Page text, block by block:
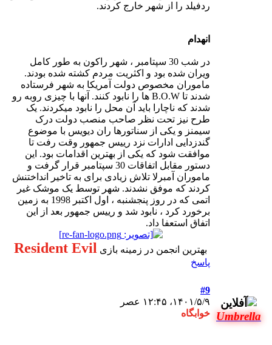
ردفیلد را از شهر خارج کردند.
انهدام
در شب 30 سپتامبر ، شهر راکون به طور کامل
ویران شده بود و اکثریت مردم کشته شده بودند.
ماموران مخصوص دولت آمریکا به شهر فرستاده
شدند تا B.O.W ها را نابود کنند. آنها با چیزی روبه رو
شدند که ناچارا باید آن محل را نابود میکردند. یک
طرح نیز تحت نظر صاحب منصب دولت درک
سیمنز و یکی از سناتورها ران دیویس با موضوع
گندزدایی ادارات نزد رییس جمهور وقت رفت تا
موافقت شود که یکی از بهترین اقدامات بود. این
دستور مقابل اتفاقات 30 سپتامبر قرار گرفت و
ماموران آمبرلا تلاش زیادی برای به تاخیر انداختنش
کردند که موفق نشدند. شهر توسط یک موشک غیر
اتمی که در روز پنجشنبه ، اول اکتبر 1998 به زمین
برخورد کرد ، نابود شد و رییس جمهور بعد از این
اتفاق استعفا داد.
بهترین انجمن در زمینه بازی Resident Evil
پاسخ
Umbrella
#9
۱۴۰۱/۵/۹، ۱۲:۴۵ عصر
خوابگاه